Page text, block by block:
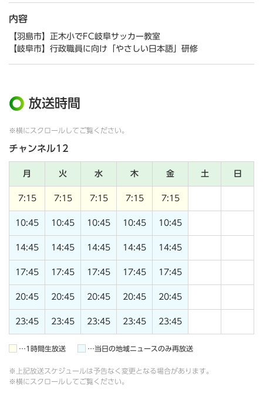
内容
【羽島市】正木小でFC岐阜サッカー教室
【岐阜市】行政職員に向け「やさしい日本語」研修
放送時間
※横にスクロールしてご覧ください。
チャンネル12
月 火 水 木 金 土 日
7:15 7:15 7:15 7:15 7:15
10:45 10:45 10:45 10:45 10:45
14:45 14:45 14:45 14:45 14:45
17:45 17:45 17:45 17:45 17:45
20:45 20:45 20:45 20:45 20:45
23:45 23:45 23:45 23:45 23:45
…1時間生放送 …当日の地域ニュースのみ再放送
※上記放送スケジュールは予告なく変更となる場合があります。
※横にスクロールしてご覧ください。